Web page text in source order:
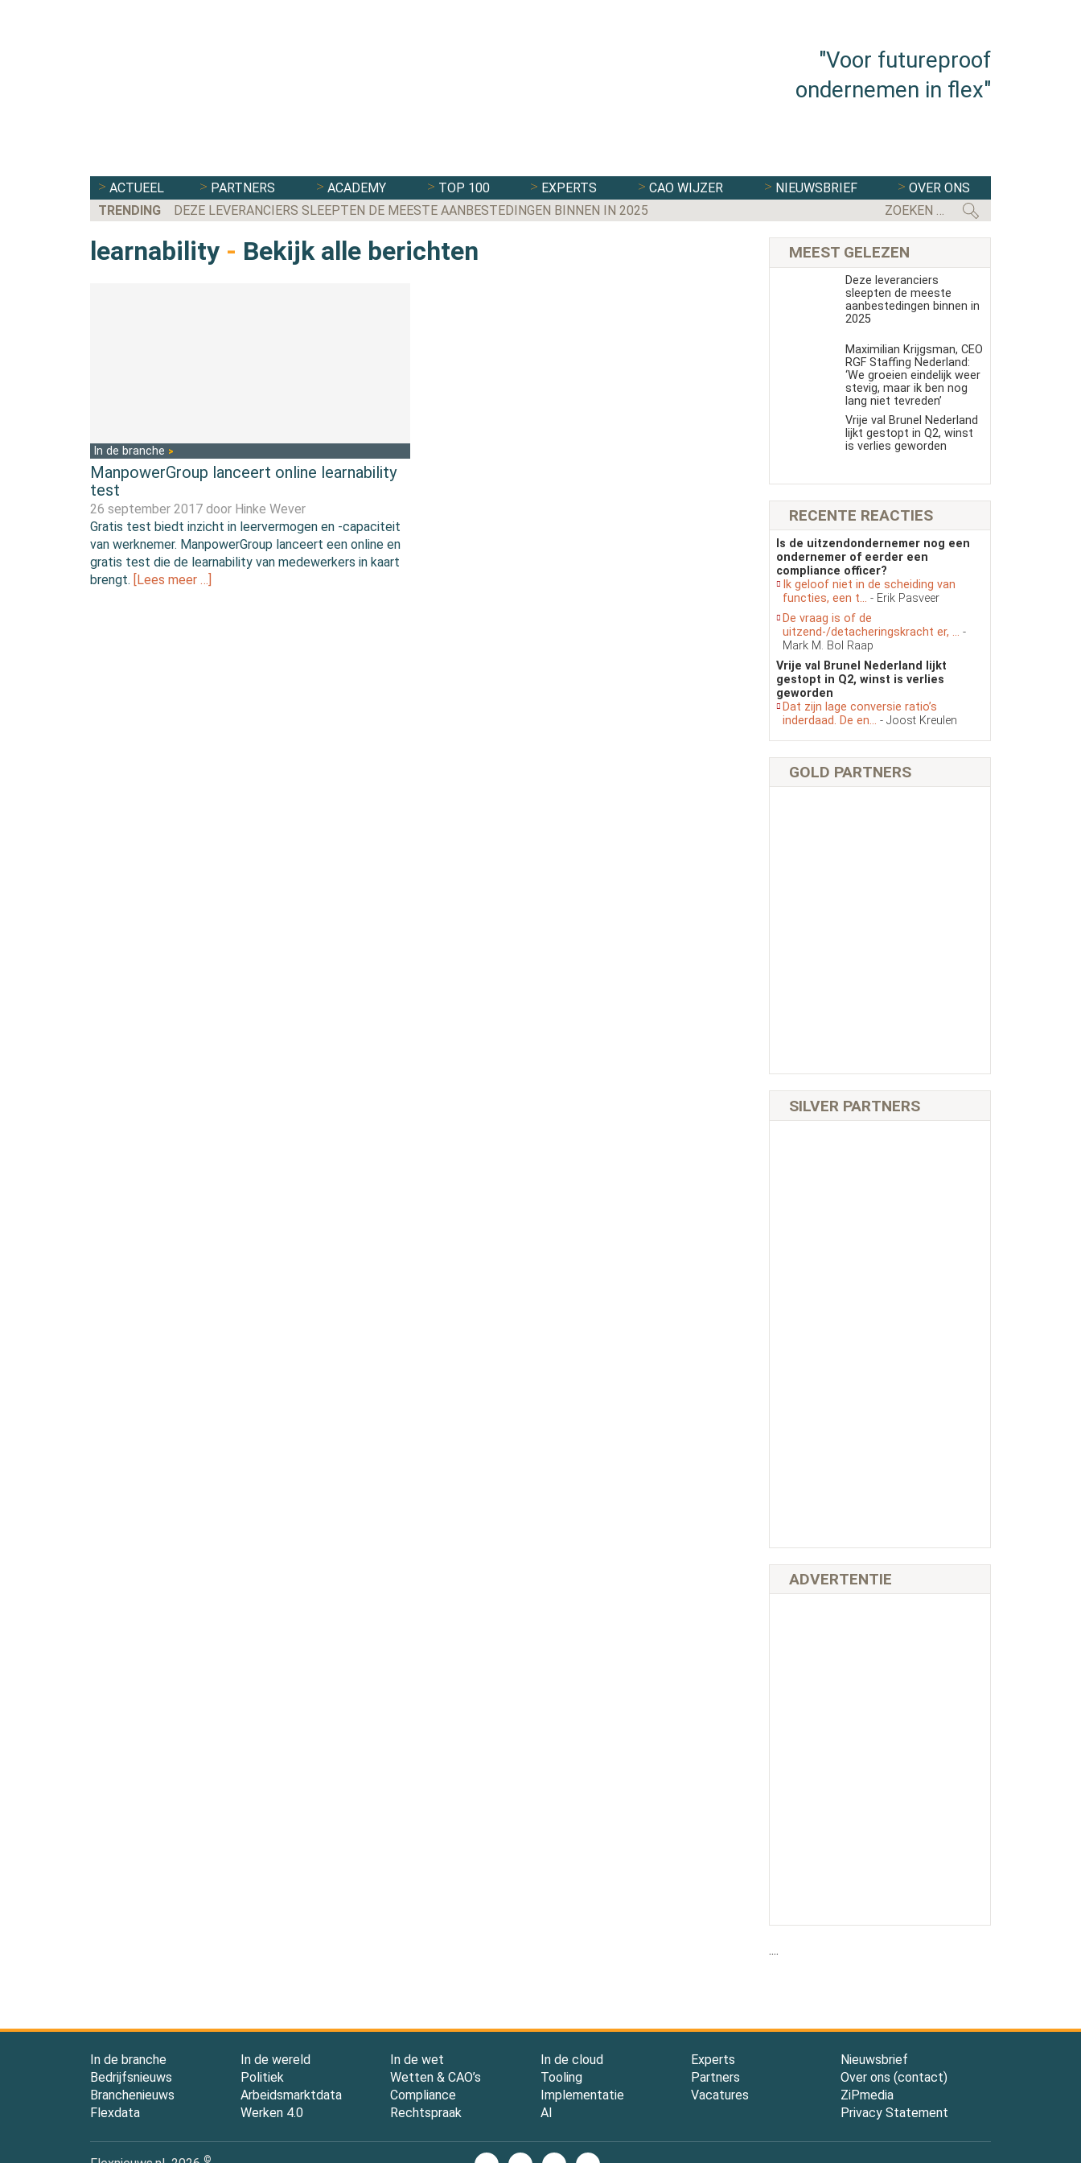
"Voor futureproof
ondernemen in flex"
ACTUEEL PARTNERS ACADEMY TOP 100 EXPERTS CAO WIJZER NIEUWSBRIEF
OVER ONS
TRENDING
DEZE LEVERANCIERS SLEEPTEN DE MEESTE AANBESTEDINGEN BINNEN IN 2025 FLEXBRANCHE WACHT
learnability - Bekijk alle berichten
In de branche
ManpowerGroup lanceert online learnability
test
26 september 2017 door Hinke Wever
Gratis test biedt inzicht in leervermogen en -capaciteit
van werknemer. ManpowerGroup lanceert een online en
gratis test die de learnability van medewerkers in kaart
brengt.
[Lees meer …]
MEEST GELEZEN
Deze leveranciers
sleepten de meeste
aanbestedingen binnen in
2025
Maximilian Krijgsman, CEO
RGF Staffing Nederland:
‘We groeien eindelijk weer
stevig, maar ik ben nog
lang niet tevreden’
Vrije val Brunel Nederland
lijkt gestopt in Q2, winst
is verlies geworden
RECENTE REACTIES
Is de uitzendondernemer nog een
ondernemer of eerder een
compliance officer?
Ik geloof niet in de scheiding van
functies, een t... - Erik Pasveer
De vraag is of de
uitzend-/detacheringskracht er, ... -
Mark M. Bol Raap
Vrije val Brunel Nederland lijkt
gestopt in Q2, winst is verlies
geworden
Dat zijn lage conversie ratio’s
inderdaad. De en... - Joost Kreulen
GOLD PARTNERS
SILVER PARTNERS
ADVERTENTIE
....
In de branche
Bedrijfsnieuws
Branchenieuws
Flexdata
In de wereld
Politiek
Arbeidsmarktdata
Werken 4.0
In de wet
Wetten & CAO’s
Compliance
Rechtspraak
In de cloud
Tooling
Implementatie
AI
Experts
Partners
Vacatures
Nieuwsbrief
Over ons (contact)
ZiPmedia
Privacy Statement
©